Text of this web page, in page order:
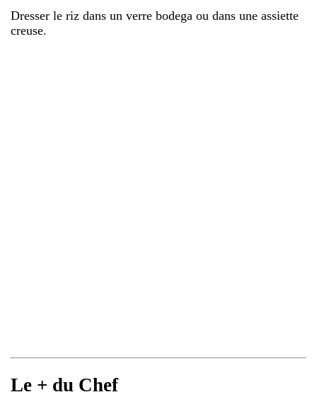
Dresser le riz dans un verre bodega ou dans une assiette
creuse.
Le + du Chef